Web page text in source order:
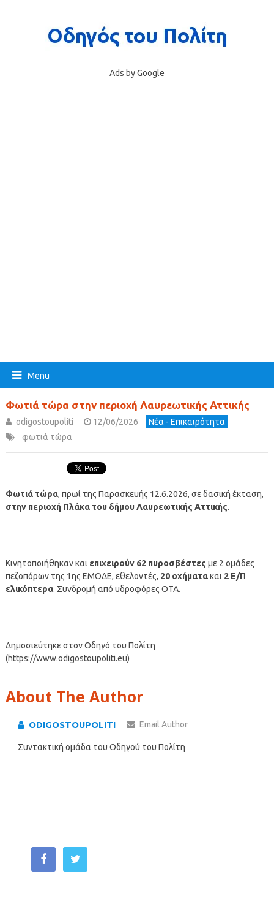
Ads by Google
Menu
Φωτιά τώρα στην περιοχή Λαυρεωτικής Αττικής
odigostoupoliti 12/06/2026
Νέα - Επικαιρότητα
φωτιά τώρα
Φωτιά τώρα, πρωί της Παρασκευής 12.6.2026, σε δασική έκταση,
στην περιοχή Πλάκα του δήμου Λαυρεωτικής Αττικής.
Κινητοποιήθηκαν και επιχειρούν 62 πυροσβέστες με 2 ομάδες
πεζοπόρων της 1ης ΕΜΟΔΕ, εθελοντές, 20 οχήματακαι 2 Ε/Π
ελικόπτερα. Συνδρομή από υδροφόρες ΟΤΑ.
Δημοσιεύτηκε στον Οδηγό του Πολίτη
(https://www.odigostoupoliti.eu)
About The Author
ODIGOSTOUPOLITI Email Author
Συντακτική ομάδα του Οδηγού του Πολίτη